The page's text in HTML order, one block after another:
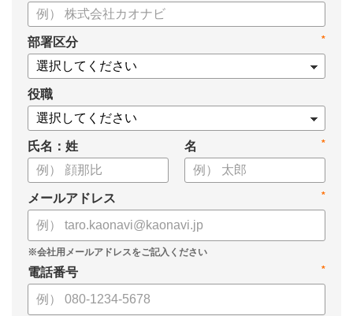
・そもそも「マネジメント」とは？
・身につけるべき7つのフレームワーク
・ミドルマネジメント推進上の人事課題
*
部署区分
役職
氏名：姓 *
名
*
メールアドレス
*
電話番号